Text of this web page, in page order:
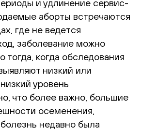
и удлинение сервис-
аборты встречаются
где не ведется
заболевание можно
тогда, когда обследования
низкий или
уровень
что более важно, большие
осеменения,
недавно была